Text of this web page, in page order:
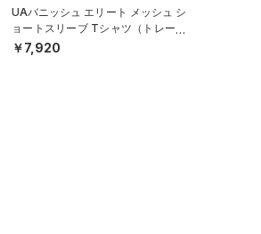
UAバニッシュ エリート メッシュ シ
ョートスリーブ Tシャツ（トレーニ
ング/WOMEN）
￥7,920